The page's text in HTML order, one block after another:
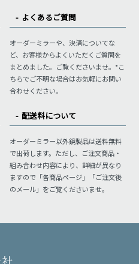
よくあるご質問
オーダーミラーや、決済についてな
ど、お客様からよくいただくご質問を
まとめました。ご覧くださいませ。*こ
ちらでご不明な場合はお気軽にお問い
合わせください。
配送料について
オーダーミラー以外鏡製品は送料無料
で出荷します。ただし、ご注文商品・
組み合わせ内容により、詳細が異なり
ますので「各商品ページ」「ご注文後
のメール」をご覧くださいませ。